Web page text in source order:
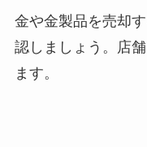
金や金製品を売却
認しましょう。店
ます。